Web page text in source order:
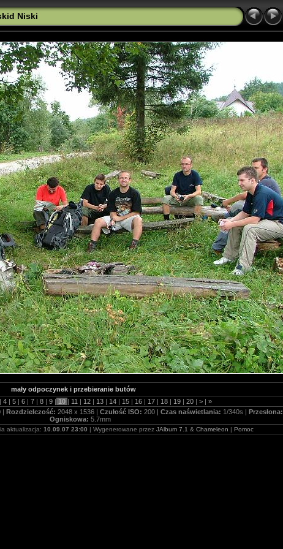
Niski
mały odpoczynek i przebieranie butów
| 4 | 5 | 6 | 7 | 8 | 9 | 10 | 11 | 12 | 13 | 14 | 15 | 16 | 17 | 18 | 19 | 20 | > | »
| Rozdzielczość: 2048 x 1536 | Czułość ISO: 200 | Czas naświetlania: 1/340s | Przesłona:
Ogniskowa: 5.7mm
aktualizacja: 10.09.07 23:00 | Wygenerowane przez JAlbum 7.1 & Chameleon | Pomoc